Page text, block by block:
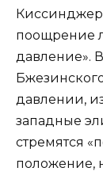
поощрение
давление».
давлении,
западные
стремятся
положение,